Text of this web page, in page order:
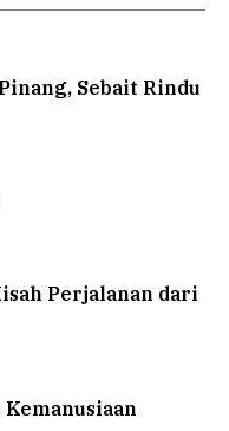
Sebait Rindu
Perjalanan dari